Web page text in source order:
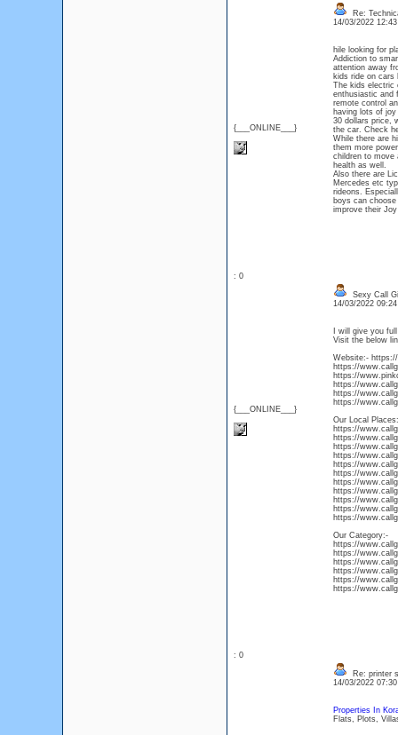
{___ONLINE___}
Re:
14/03/2022
hile looking for
Addiction to
attention away
kids ride on cars
The kids electric
enthusiastic and
remote control
having lots of
30 dollars price,
the car. Check
While there are
them more
children to move
health as well.
Also there are
Mercedes etc
rideons.
boys can
improve their
: 0
{___ONLINE___}
Sexy Call
14/03/2022
I will give you
Visit the below
Website:-
https://
https://
https://
https://
https://
Our Local
https://
https://
https://
https://
https://
https://
https://
https://
https://
https://
https://
Our Category:-
https://
https://
https://
https://
https://
https://
: 0
Re: printer
14/03/2022
Properties In
Flats, Plots,